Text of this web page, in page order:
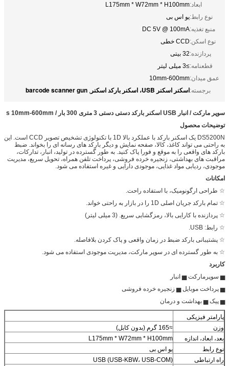
ابعاد:L175mm * W72mm * H100mm
نوع رابط:یو اس بی
منبع تغذیه:DC 5V @ 100mA
نوع اسکن:CCD خطی
پردازنده:32 بیتی
قطعنامه:≥3 میلی لیتر
عمق میدان:10mm-600mm
برجسته:اسکنر اسکنر USB، اسکنر بارکد اسکنر ,
barcode scanner gun
سوپر مارکت / انبار USB اسکنر بارکد دستی دستی 3 متری 300 بار / s 10mm-600mm
توضیحات محصول
DS5200N یک اسکنر بارکد با عملکرد بالا 1D با تکنولوژی تشخیص تصویر CCD است. این
به راحتی می تواند کاغذ، کالا، صفحه نمایش و دیگر بارکد های رسانه ای را بخواند. ضبط
بارکد های واقعی را به موقع و فورا پاک کنید. به طور گسترده در تولید، انبار، تدارکات،
مراقبت های بهداشتی، زنجیره خرده فروشی، پرداخت تلفن همراه، تحویل سریع، مدیریت
موجودی، ردیابی مواد غذایی، موجودی دارایی و غیره استفاده می شود.
امکانات
☆ طراحی ارگونومیک، با استفاده راحت.
☆ تمام بارکد جریان اصلی 1D را در بازار به راحتی خواند.
☆ پردازنده با کارایی بالا، رمزگشایی سریع. (3 میلی لیتر)
☆ رابط: USB.
☆ پشتیبانی بارکد ضبط در زمان واقعی و پاک کردن بلافاصله.
☆ به طور گسترده ای در سوپر مارکت، مدیریت موجودی استفاده می شود.
کاربرد
▅ سوپرمارکت ▅ انبار
▅ پرداخت موبایل ▅ زنجیره خرده فروشی
▅ پیک ▅ بهداشت و درمان
پارامتر فیزیکی
وزن
≈165 گرم (بدون کابل)
بعد، ابعاد، اندازه
L175mm * W72mm * H100mm
نوع رابط
یو اس بی
راه ارتباطی
USB (USB-KBW، USB-COM)